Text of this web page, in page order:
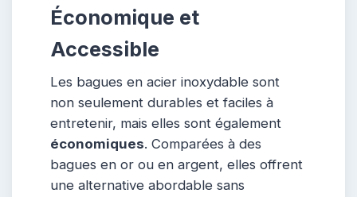
Économique et
Accessible
Les bagues en acier inoxydable sont
non seulement durables et faciles à
entretenir, mais elles sont également
économiques. Comparées à des
bagues en or ou en argent, elles offrent
une alternative abordable sans